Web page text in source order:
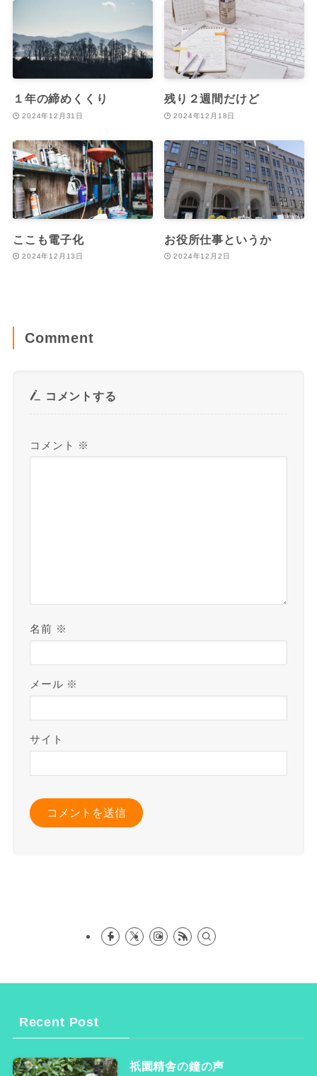
１年の締めくくり
2024年12月31日
残り２週間だけど
2024年12月18日
ここも電子化
2024年12月13日
お役所仕事というか
2024年12月2日
Comment
コメントする
コメント ※
名前 ※
メール ※
サイト
Recent Post
祇園精舎の鐘の声